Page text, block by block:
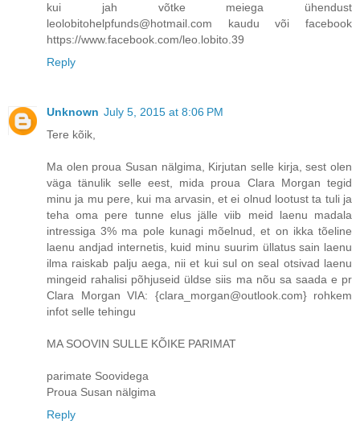
kui jah võtke meiega ühendust
leolobitohelpfunds@hotmail.com kaudu või facebook
https://www.facebook.com/leo.lobito.39
Reply
Unknown July 5, 2015 at 8:06 PM
Tere kõik,
Ma olen proua Susan nälgima, Kirjutan selle kirja, sest olen
väga tänulik selle eest, mida proua Clara Morgan tegid
minu ja mu pere, kui ma arvasin, et ei olnud lootust ta tuli ja
teha oma pere tunne elus jälle viib meid laenu madala
intressiga 3% ma pole kunagi mõelnud, et on ikka tõeline
laenu andjad internetis, kuid minu suurim üllatus sain laenu
ilma raiskab palju aega, nii et kui sul on seal otsivad laenu
mingeid rahalisi põhjuseid üldse siis ma nõu sa saada e pr
Clara Morgan VIA: {clara_morgan@outlook.com} rohkem
infot selle tehingu
MA SOOVIN SULLE KÕIKE PARIMAT
parimate Soovidega
Proua Susan nälgima
Reply